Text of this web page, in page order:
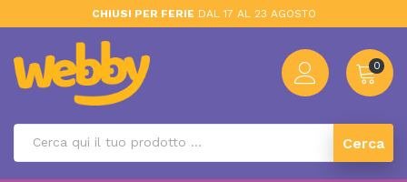
CHIUSI PER FERIE DAL 17 AL 23 AGOSTO
0
Cerca